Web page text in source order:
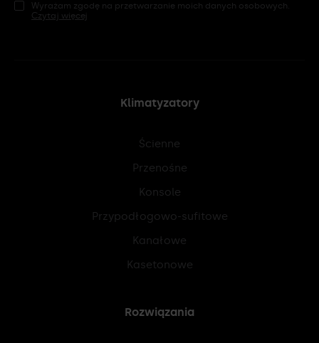
Wyrażam zgodę na przetwarzanie moich danych osobowych.
Czytaj więcej
Klimatyzatory
Ścienne
Przenośne
Konsole
Przypodłogowo-sufitowe
Kanałowe
Kasetonowe
Rozwiązania